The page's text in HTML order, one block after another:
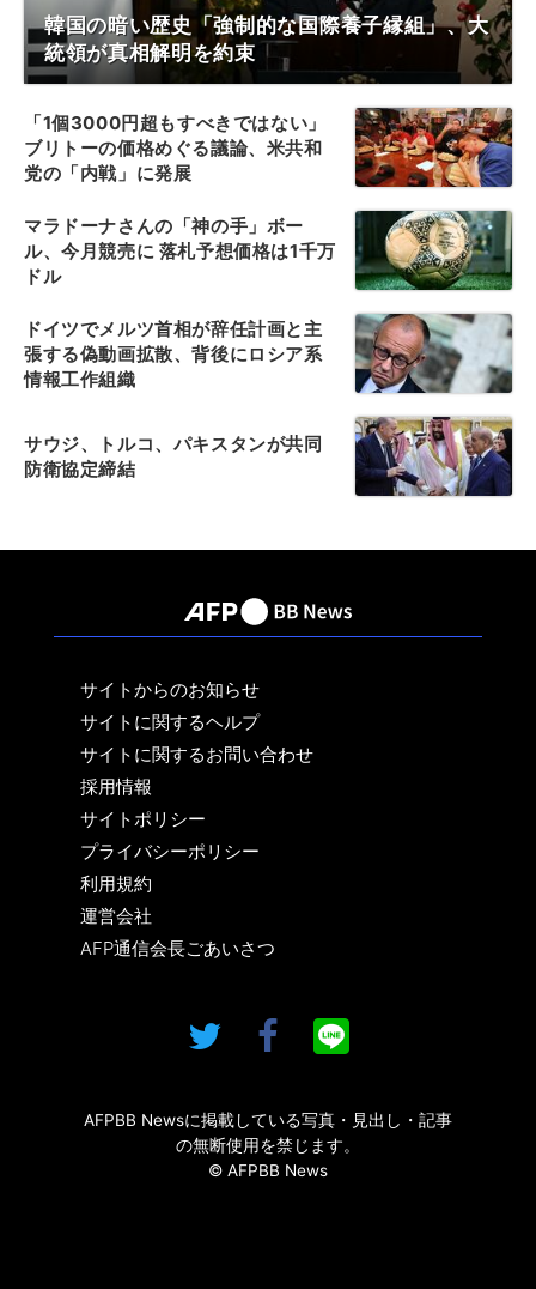
韓国の暗い歴史「強制的な国際養子縁組」、大
統領が真相解明を約束
「1個3000円超もすべきではない」
ブリトーの価格めぐる議論、米共和
党の「内戦」に発展
マラドーナさんの「神の手」ボー
ル、今月競売に 落札予想価格は1千万
ドル
ドイツでメルツ首相が辞任計画と主
張する偽動画拡散、背後にロシア系
情報工作組織
サウジ、トルコ、パキスタンが共同
防衛協定締結
サイトからのお知らせ
サイトに関するヘルプ
サイトに関するお問い合わせ
採用情報
サイトポリシー
プライバシーポリシー
利用規約
運営会社
AFP通信会長ごあいさつ
AFPBB Newsに掲載している写真・見出し・記事
の無断使用を禁じます。
© AFPBB News